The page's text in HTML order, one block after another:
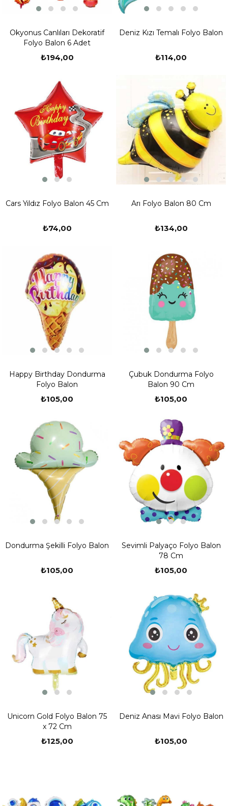
Okyonus Canlıları Dekoratif
Folyo Balon 6 Adet
₺194,00
Deniz Kızı Temalı Folyo Balon
₺114,00
Cars Yıldız Folyo Balon 45 Cm
₺74,00
Arı Folyo Balon 80 Cm
₺134,00
Happy Birthday Dondurma
Folyo Balon
₺105,00
Çubuk Dondurma Folyo
Balon 90 Cm
₺105,00
Dondurma Şekilli Folyo Balon
₺105,00
Sevimli Palyaço Folyo Balon
78 Cm
₺105,00
Unicorn Gold Folyo Balon 75
x 72 Cm
₺125,00
Deniz Anası Mavi Folyo Balon
₺105,00